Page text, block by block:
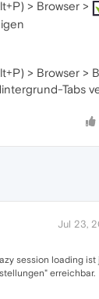
> Browser >
> Browser >
Tabs
Jul 23,
session loading
erreichbar.